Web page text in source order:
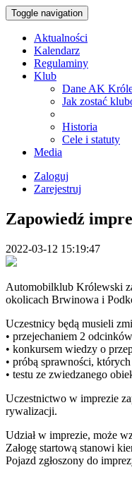
Toggle navigation
Aktualności
Kalendarz
Regulaminy
Klub
Dane AK
Jak zostać
Historia
Cele i statuty
Media
Zaloguj
Zarejestruj
Zapowiedź
2022-03-12 15:19:47
Automobilklub Królewski
okolicach Brwinowa i
Uczestnicy będą musieli
• przejechaniem 2
• konkursem wiedzy o
• próbą sprawności,
• testu ze zwiedzanego
Uczestnictwo w imprezie
rywalizacji.
Udział w imprezie, może
Załogę startową stanowi
Pojazd zgłoszony do